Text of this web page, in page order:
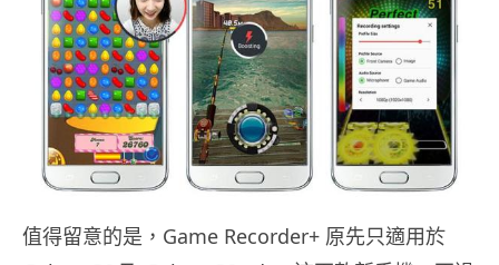
值得留意的是，Game Recorder+ 原先只適用於